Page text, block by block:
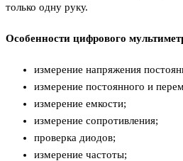
только одну руку.
Особенности цифрового
измерение напряжения
измерение постоянного и
измерение емкости;
измерение сопротивления;
проверка диодов;
измерение частоты;